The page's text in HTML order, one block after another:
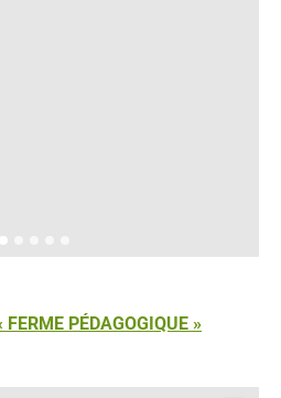
PÉDAGOGIQUE »